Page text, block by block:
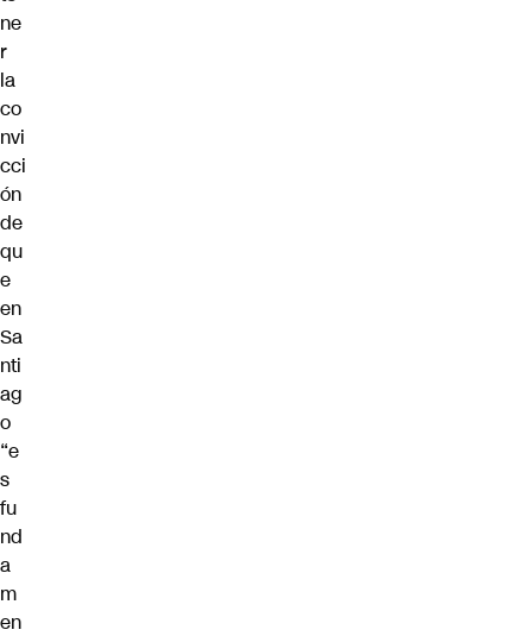
ne
r
la
co
nvi
cci
ón
de
qu
e
en
Sa
nti
ag
o
“e
s
fu
nd
a
m
en